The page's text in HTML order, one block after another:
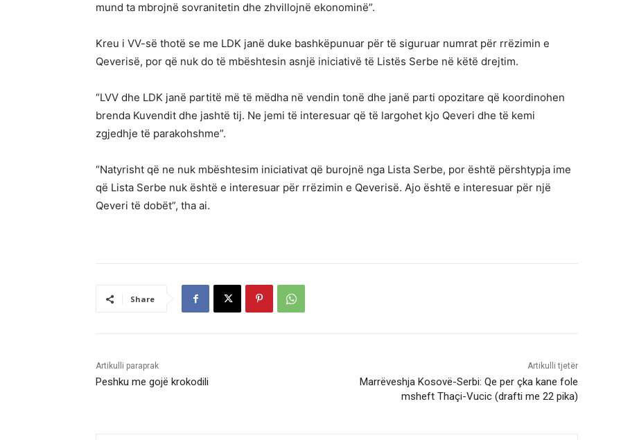
mund ta mbrojnë sovranitetin dhe zhvillojnë ekonominë”.
Kreu i VV-së thotë se me LDK janë duke bashkëpunuar për të siguruar numrat për rrëzimin e
Qeverisë, por që nuk do të mbështesin asnjë iniciativë të Listës Serbe në këtë drejtim.
“LVV dhe LDK janë partitë më të mëdha në vendin tonë dhe janë parti opozitare që koordinohen
brenda Kuvendit dhe jashtë tij. Ne jemi të interesuar që të largohet kjo Qeveri dhe të kemi
zgjedhje të parakohshme”.
“Natyrisht që ne nuk mbështesim iniciativat që burojnë nga Lista Serbe, por është përshtypja ime
që Lista Serbe nuk është e interesuar për rrëzimin e Qeverisë. Ajo është e interesuar për një
Qeveri të dobët”, tha ai.
Share
Artikulli paraprak
Peshku me gojë krokodili
Artikulli tjetër
Marrëveshja Kosovë-Serbi: Qe per çka kane fole
msheft Thaçi-Vucic (drafti me 22 pika)